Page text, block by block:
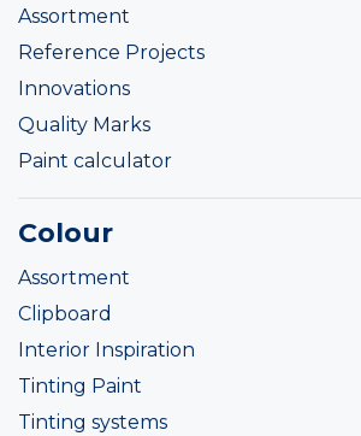
Assortment
Reference Projects
Innovations
Quality Marks
Paint calculator
Colour
Assortment
Clipboard
Interior Inspiration
Tinting Paint
Tinting systems